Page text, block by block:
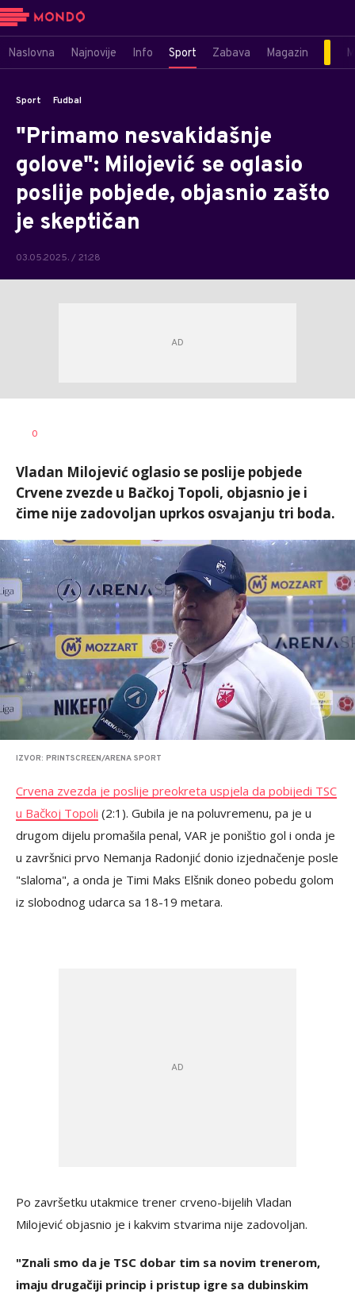
Naslovna Najnovije Info Sport Zabava Magazin
Sport Fudbal
"Primamo nesvakidašnje
golove": Milojević se oglasio
poslije pobjede, objasnio zašto
je skeptičan
03.05.2025. / 21:28
AUTOR
0
Vladan Milojević oglasio se poslije pobjede
Crvene zvezde u Bačkoj Topoli, objasnio je i
čime nije zadovoljan uprkos osvajanju tri boda.
IZVOR: PRINTSCREEN/ARENA SPORT
Crvena zvezda je poslije preokreta uspjela da pobijedi TSC
u Bačkoj Topoli (2:1). Gubila je na poluvremenu, pa je u
drugom dijelu promašila penal, VAR je poništio gol i onda je
u završnici prvo Nemanja Radonjić donio izjednačenje posle
"slaloma", a onda je Timi Maks Elšnik doneo pobedu golom
iz slobodnog udarca sa 18-19 metara.
Po završetku utakmice trener crveno-bijelih Vladan
Milojević objasnio je i kakvim stvarima nije zadovoljan.
"Znali smo da je TSC dobar tim sa novim trenerom,
imaju drugačiji princip i pristup igre sa dubinskim